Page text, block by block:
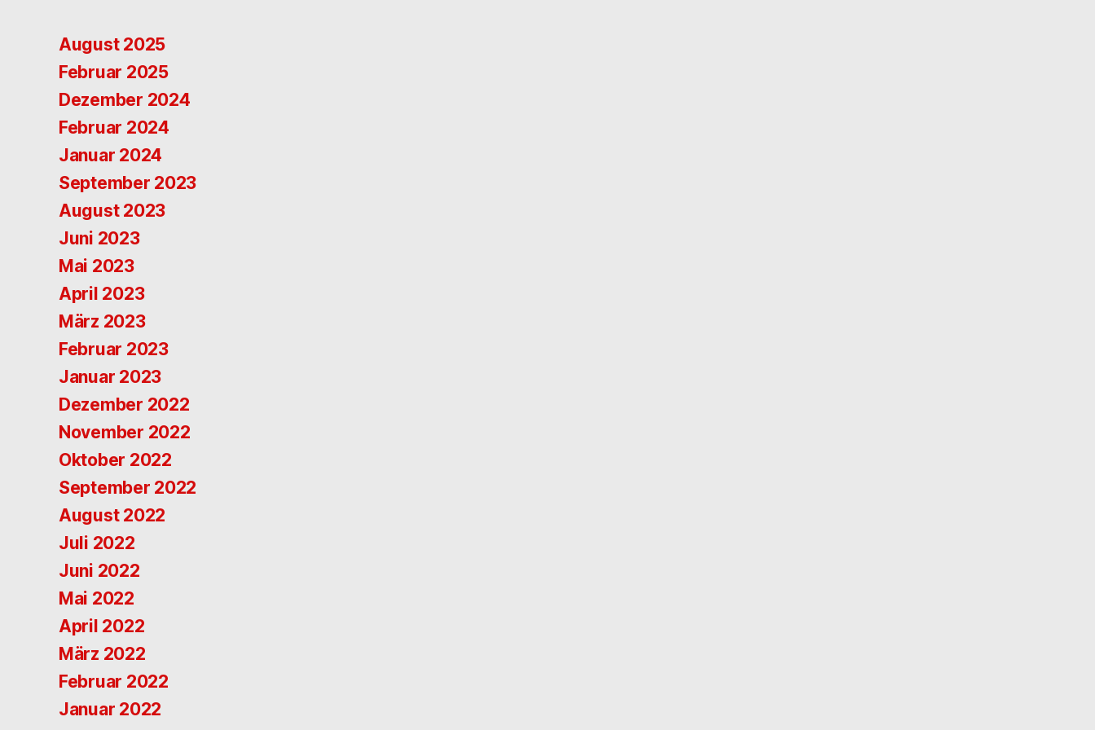
August 2025
Februar 2025
Dezember 2024
Februar 2024
Januar 2024
September 2023
August 2023
Juni 2023
Mai 2023
April 2023
März 2023
Februar 2023
Januar 2023
Dezember 2022
November 2022
Oktober 2022
September 2022
August 2022
Juli 2022
Juni 2022
Mai 2022
April 2022
März 2022
Februar 2022
Januar 2022